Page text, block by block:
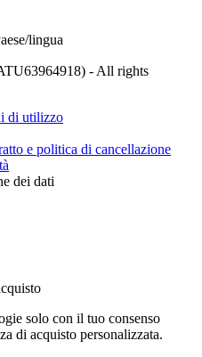
lingua
- All rights
di utilizzo
e politica di cancellazione
dei dati
solo con il tuo consenso
di acquisto personalizzata.